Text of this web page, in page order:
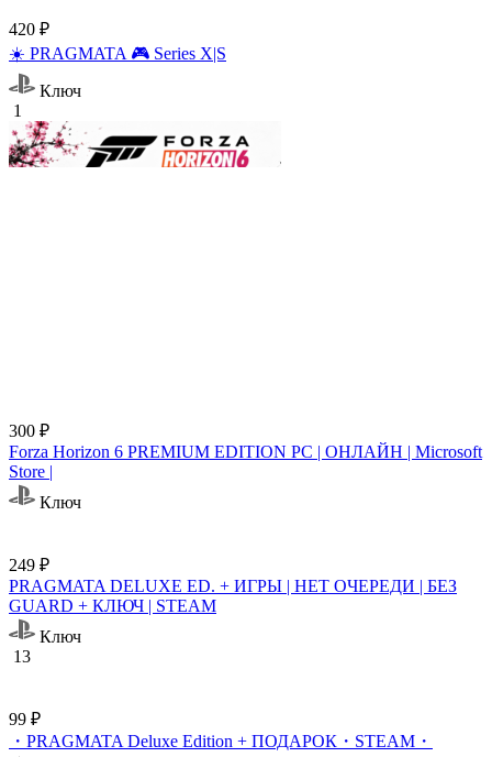
420 ₽
☀️ PRAGMATA 🎮 Series X|S
Ключ
1
300 ₽
Forza Horizon 6 PREMIUM EDITION PC | ОНЛАЙН | Microsoft
Store |
Ключ
249 ₽
PRAGMATA DELUXE ED. + ИГРЫ | НЕТ ОЧЕРЕДИ | БЕЗ
GUARD + КЛЮЧ | STEAM
Ключ
13
99 ₽
・PRAGMATA Deluxe Edition + ПОДАРОК・STEAM・